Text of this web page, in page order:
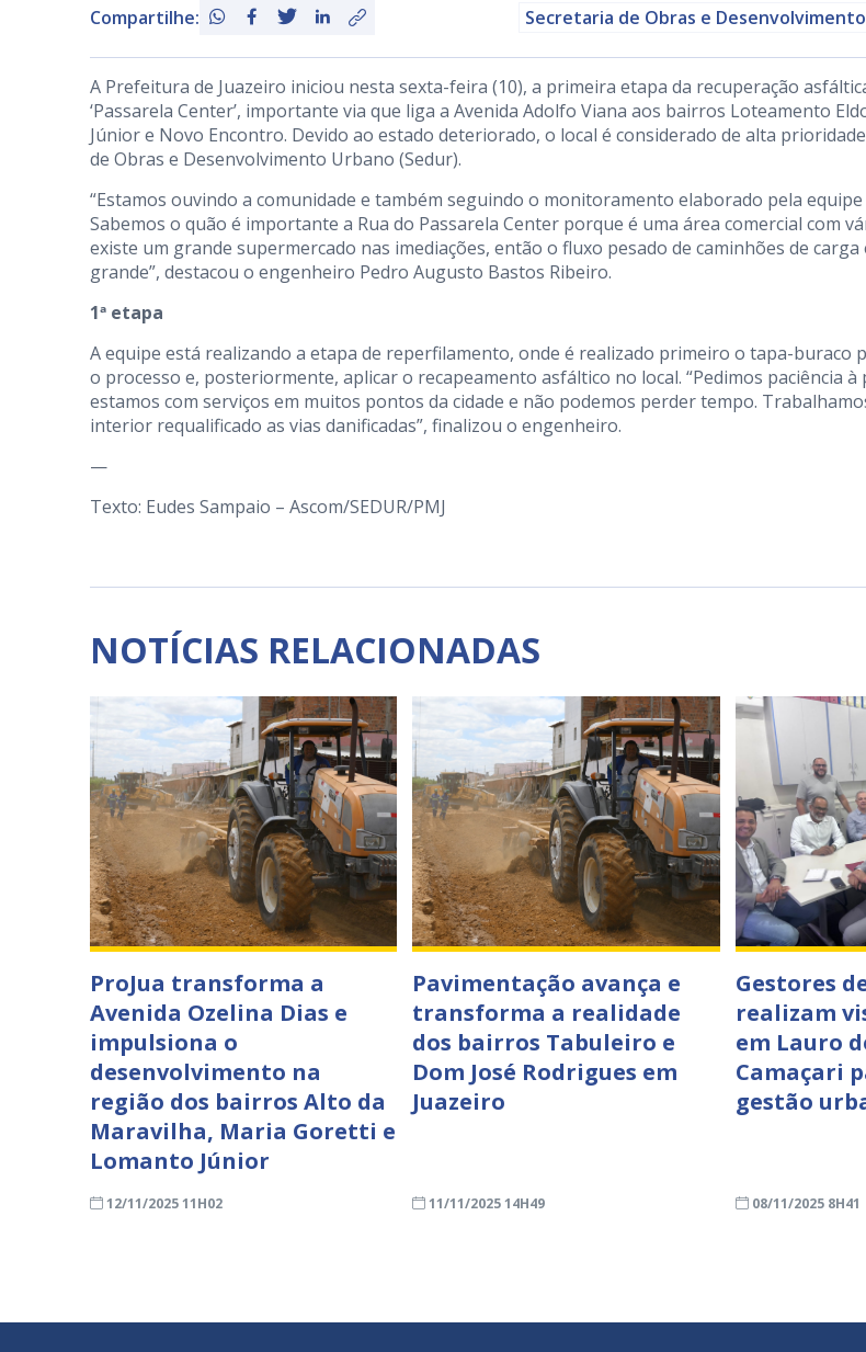
Compartilhe: Secretaria de Obras e Desenvolvimento
A Prefeitura de Juazeiro iniciou nesta sexta-feira (10), a primeira etapa da recuperação
‘Passarela Center’, importante via que liga a Avenida Adolfo Viana aos bairros Loteamento
Júnior e Novo Encontro. Devido ao estado deteriorado, o local é considerado de alta
de Obras e Desenvolvimento Urbano (Sedur).
“Estamos ouvindo a comunidade e também seguindo o monitoramento elaborado pela equipe
Sabemos o quão é importante a Rua do Passarela Center porque é uma área comercial com
existe um grande supermercado nas imediações, então o fluxo pesado de caminhões de carga
grande”, destacou o engenheiro Pedro Augusto Bastos Ribeiro.
1ª etapa
A equipe está realizando a etapa de reperfilamento, onde é realizado primeiro o tapa-buraco
o processo e, posteriormente, aplicar o recapeamento asfáltico no local. “Pedimos paciência à
estamos com serviços em muitos pontos da cidade e não podemos perder tempo.
interior requalificado as vias danificadas”, finalizou o engenheiro.
—
Texto: Eudes Sampaio – Ascom/SEDUR/PMJ
NOTÍCIAS RELACIONADAS
ProJua transforma a
Avenida Ozelina Dias e
impulsiona o
desenvolvimento na
região dos bairros Alto da
Maravilha, Maria Goretti e
Lomanto Júnior
12/11/2025 11H02
Pavimentação avança e
transforma a realidade
dos bairros Tabuleiro e
Dom José Rodrigues em
Juazeiro
11/11/2025 14H49
Gestores
realizam
em Lauro
Camaçari
gestão
08/11/2025 8H41